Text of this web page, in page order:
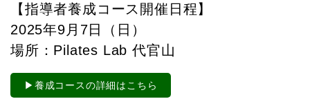
【指導者養成コース開催日程】
2025年9月7日（日）
場所：Pilates Lab 代官山
▶養成コースの詳細はこちら